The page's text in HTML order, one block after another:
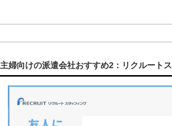
主婦向けの派遣会社おすすめ2：リクルート